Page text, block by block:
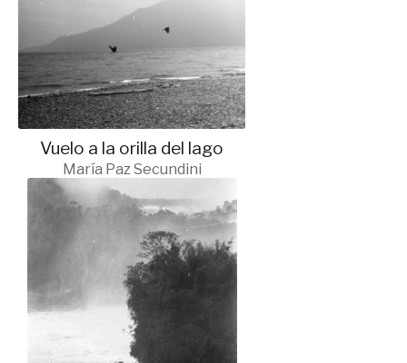
Vuelo a la orilla del lago
María Paz Secundini